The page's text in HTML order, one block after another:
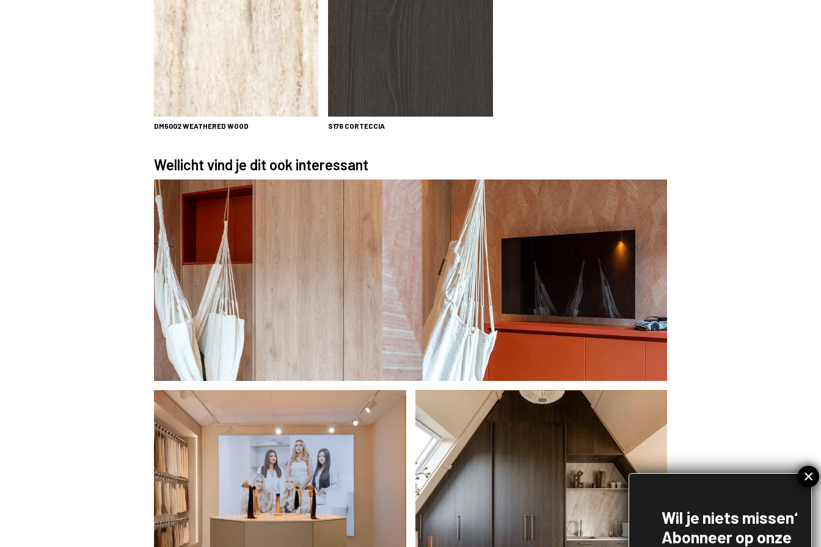
DM5002 WEATHERED WOOD S176 CORTECCIA
Wellicht vind je dit ook interessant
Wil je niets missen?
Abonneer op onze